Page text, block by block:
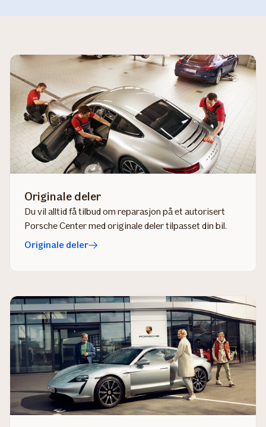
Originale deler
Du vil alltid få tilbud om reparasjon på et autorisert
Porsche Center med originale deler tilpasset din bil.
Originale deler